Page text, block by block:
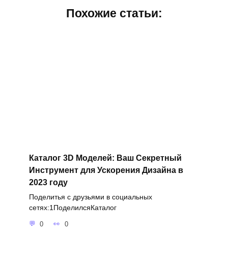
Похожие статьи:
Каталог 3D Моделей: Ваш Секретный
Инструмент для Ускорения Дизайна в
2023 году
Поделитья с друзьями в социальных
сетях:1ПоделилсяКаталог
0 0